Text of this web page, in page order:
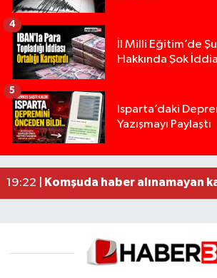
İl Milli Eğitim’de
Hakkında Şok
4
Isparta’daki
Yazışmayı Paylaştı
5
13:00 |Yığılca'da kardeşler
12:48 |Tur teknesi çalışanlarının
02:26 |MOTOSİKLETLE ÇARPIŞAN
19:22 |
Komşuda haber alınamayan